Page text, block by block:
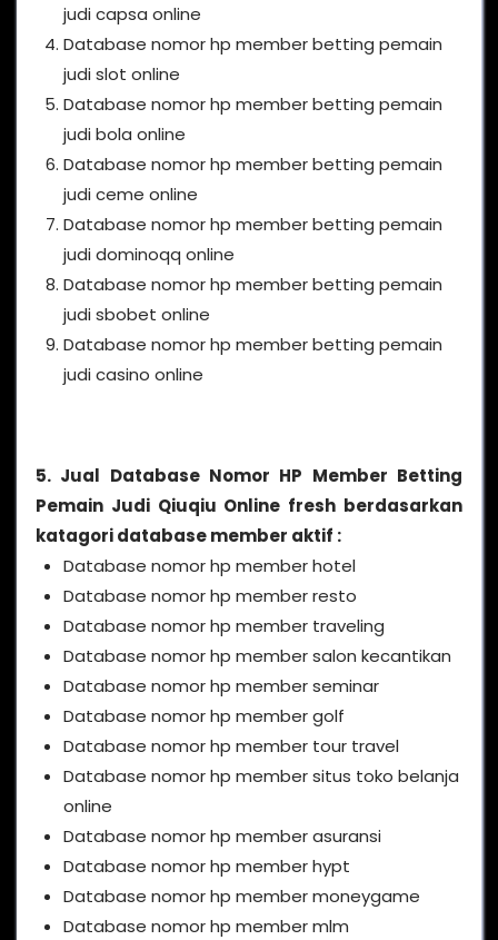
judi capsa online
Database nomor hp member betting pemain
judi slot online
Database nomor hp member betting pemain
judi bola online
Database nomor hp member betting pemain
judi ceme online
Database nomor hp member betting pemain
judi dominoqq online
Database nomor hp member betting pemain
judi sbobet online
Database nomor hp member betting pemain
judi casino online
5. Jual Database Nomor HP Member Betting
Pemain Judi Qiuqiu Online fresh berdasarkan
katagori database member aktif :
Database nomor hp member hotel
Database nomor hp member resto
Database nomor hp member traveling
Database nomor hp member salon kecantikan
Database nomor hp member seminar
Database nomor hp member golf
Database nomor hp member tour travel
Database nomor hp member situs toko belanja
online
Database nomor hp member asuransi
Database nomor hp member hypt
Database nomor hp member moneygame
Database nomor hp member mlm